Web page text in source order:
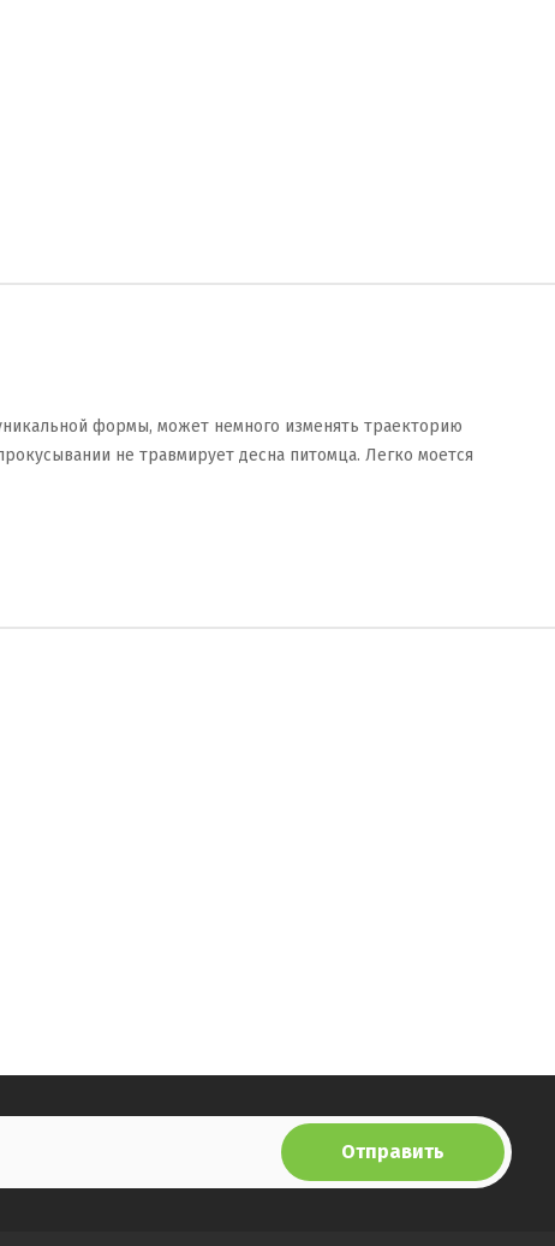
формы, может немного изменять траекторию
не травмирует десна питомца. Легко моется
Отправить